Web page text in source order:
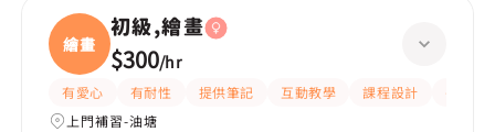
繪畫
初級,繪畫
$300/hr
有愛心 有耐性 提供筆記 互動教學 課程設計
長期補
上門補習-油塘